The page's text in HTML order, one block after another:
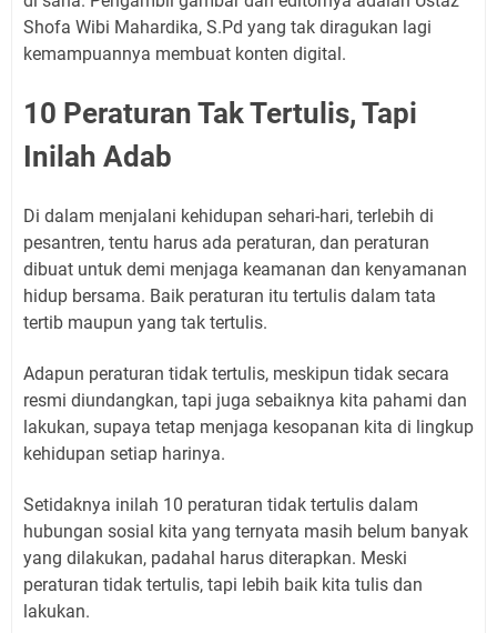
Shofa Wibi Mahardika, S.Pd yang tak diragukan lagi
kemampuannya membuat konten digital.
10 Peraturan Tak Tertulis, Tapi
Inilah Adab
Di dalam menjalani kehidupan sehari-hari, terlebih di
pesantren, tentu harus ada peraturan, dan peraturan
dibuat untuk demi menjaga keamanan dan kenyamanan
hidup bersama. Baik peraturan itu tertulis dalam tata
tertib maupun yang tak tertulis.
Adapun peraturan tidak tertulis, meskipun tidak secara
resmi diundangkan, tapi juga sebaiknya kita pahami dan
lakukan, supaya tetap menjaga kesopanan kita di lingkup
kehidupan setiap harinya.
Setidaknya inilah 10 peraturan tidak tertulis dalam
hubungan sosial kita yang ternyata masih belum banyak
yang dilakukan, padahal harus diterapkan. Meski
peraturan tidak tertulis, tapi lebih baik kita tulis dan
lakukan.